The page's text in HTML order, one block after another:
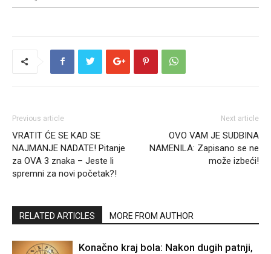
Previous article
VRATIT ĆE SE KAD SE
NAJMANJE NADATE! Pitanje
za OVA 3 znaka – Jeste li
spremni za novi početak?!
Next article
OVO VAM JE SUDBINA
NAMENILA: Zapisano se ne
može izbeći!
RELATED ARTICLES MORE FROM AUTHOR
Konačno kraj bola: Nakon dugih patnji,